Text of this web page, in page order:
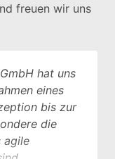
freuen wir uns
hat uns
eines
bis zur
die
agile